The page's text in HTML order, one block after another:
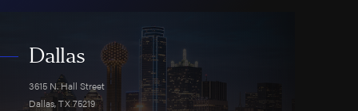
Dallas
3615 N. Hall Street
Dallas,TX75219